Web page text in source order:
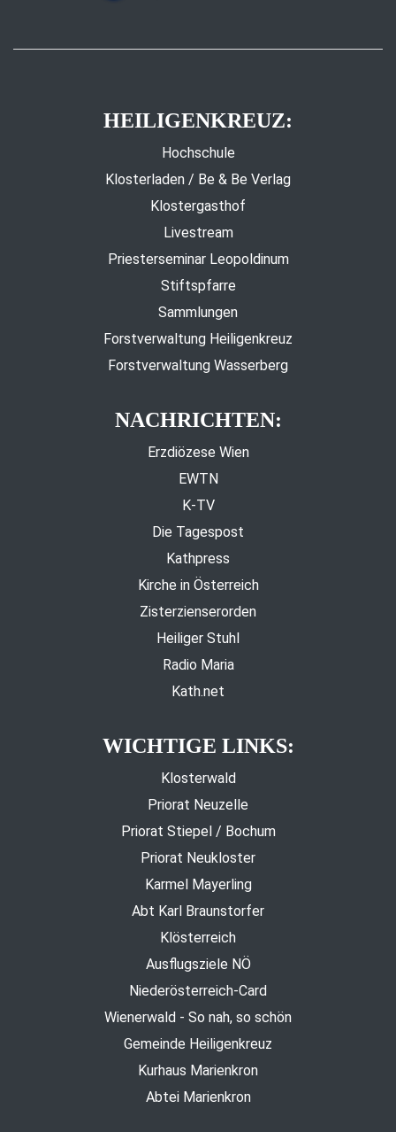
HEILIGENKREUZ:
Hochschule
Klosterladen / Be & Be Verlag
Klostergasthof
Livestream
Priesterseminar Leopoldinum
Stiftspfarre
Sammlungen
Forstverwaltung Heiligenkreuz
Forstverwaltung Wasserberg
NACHRICHTEN:
Erzdiözese Wien
EWTN
K-TV
Die Tagespost
Kathpress
Kirche in Österreich
Zisterzienserorden
Heiliger Stuhl
Radio Maria
Kath.net
WICHTIGE LINKS:
Klosterwald
Priorat Neuzelle
Priorat Stiepel / Bochum
Priorat Neukloster
Karmel Mayerling
Abt Karl Braunstorfer
Klösterreich
Ausflugsziele NÖ
Niederösterreich-Card
Wienerwald - So nah, so schön
Gemeinde Heiligenkreuz
Kurhaus Marienkron
Abtei Marienkron